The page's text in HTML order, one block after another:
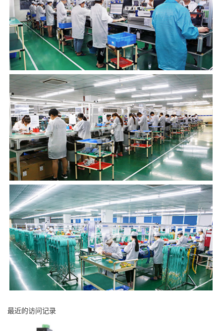
最近的访问记录